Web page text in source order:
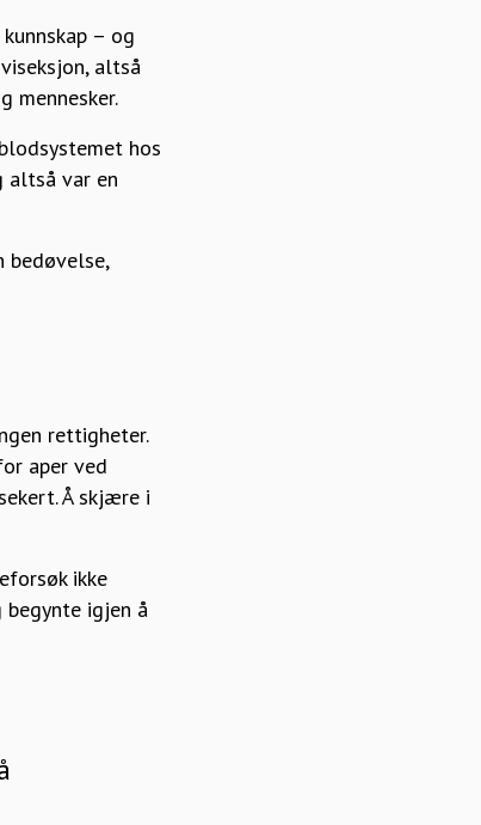
– og
altså
mennesker.
hos
altså var en
bedøvelse,
rettigheter.
aper ved
Å skjære i
ikke
begynte igjen å